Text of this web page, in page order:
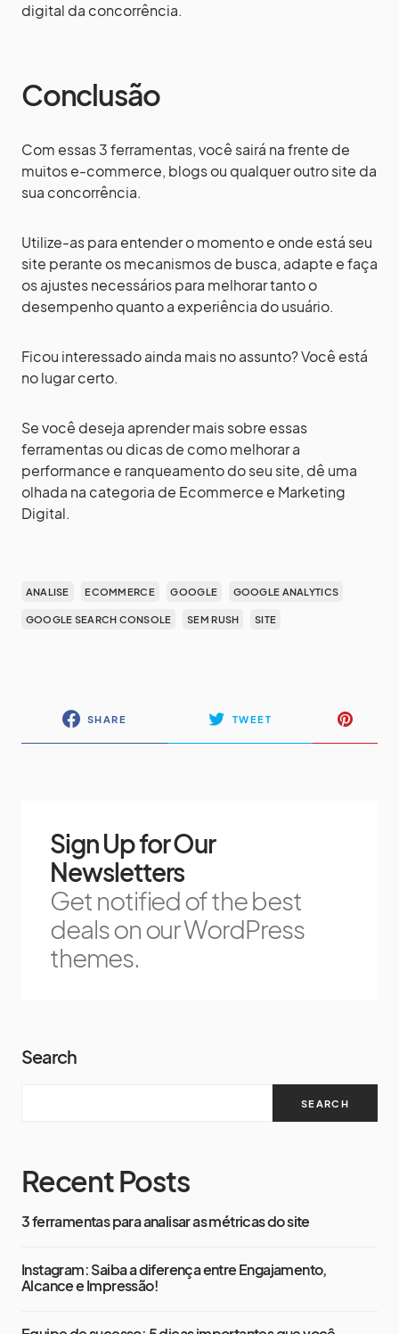
digital da concorrência.
Conclusão
Com essas 3 ferramentas, você sairá na frente de
muitos e-commerce, blogs ou qualquer outro site da
sua concorrência.
Utilize-as para entender o momento e onde está seu
site perante os mecanismos de busca, adapte e faça
os ajustes necessários para melhorar tanto o
desempenho quanto a experiência do usuário.
Ficou interessado ainda mais no assunto? Você está
no lugar certo.
Se você deseja aprender mais sobre essas
ferramentas ou dicas de como melhorar a
performance e ranqueamento do seu site, dê uma
olhada na categoria de Ecommerce e Marketing
Digital.
ANALISE ECOMMERCE GOOGLE GOOGLE ANALYTICS
GOOGLE SEARCH CONSOLE SEM RUSH SITE
SHARE TWEET
Sign Up for Our
Newsletters
Get notified of the best
deals on our WordPress
themes.
Search
SEARCH
Recent Posts
3 ferramentas para analisar as métricas do site
Instagram: Saiba a diferença entre Engajamento,
Alcance e Impressão!